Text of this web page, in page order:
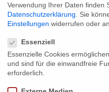
Die Mehrheit der
zur Altersvorsorge
Welche Art der
Sparkassen und
Wer kritisiert, dass die
Altersvorsorge tuen
die Arbeits-Einkommen
Sparkassen und
Verwendung Ihrer Daten finden
Datenschutzerklärung
Sie
Einstellungen widerrufen oder
Essenziell
Essenzielle Cookies
und sind für die einwandfreie
erforderlich.